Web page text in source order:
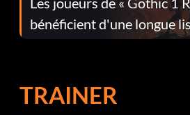
bénéficient d'une longue
corrections dans la mise à
TRAINER